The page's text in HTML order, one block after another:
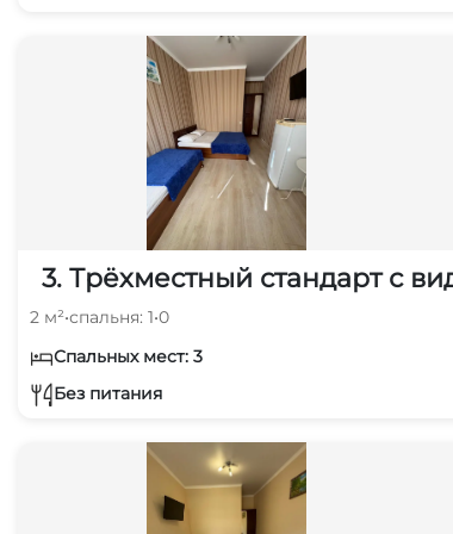
3. Трёхместный стандарт с
2 м²•спальня: 1•0
Спальных мест: 3
Без питания